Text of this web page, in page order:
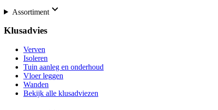
Assortiment
Klusadvies
Verven
Isoleren
Tuin aanleg en onderhoud
Vloer leggen
Wanden
Bekijk alle klusadviezen